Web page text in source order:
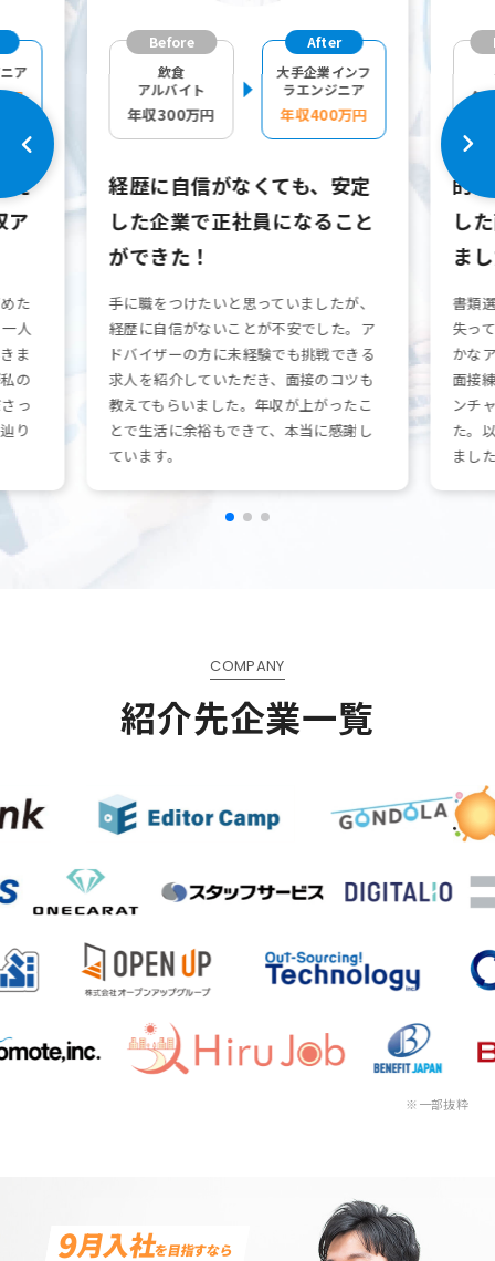
ア
円
え
ア
た
人
ま
の
っ
り
Before
飲食
アルバイト
年収300万円
After
大手企業インフ
ラエンジニア
年収400万円
経歴に自信がなくても、安定
した企業で正社員になること
ができた！
手に職をつけたいと思っていましたが、
経歴に自信がないことが不安でした。ア
ドバイザーの方に未経験でも挑戦できる
求人を紹介していただき、面接のコツも
教えてもらいました。年収が上がったこ
とで生活に余裕もできて、本当に感謝し
ています。
年
的
し
ま
書類
失っ
かな
面接
ンチ
た。
まし
COMPANY
紹介先企業一覧
※一部抜粋
9月入社を目指すなら